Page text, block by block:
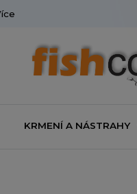
KRMENÍ A NÁSTRAHY